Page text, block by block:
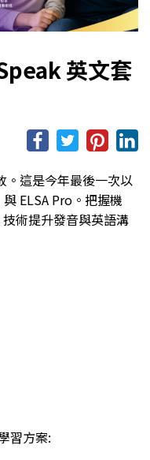
英文套
。這是今年最後一次以
ELSA Pro。把握機
術提升發音與英語溝
習方案: